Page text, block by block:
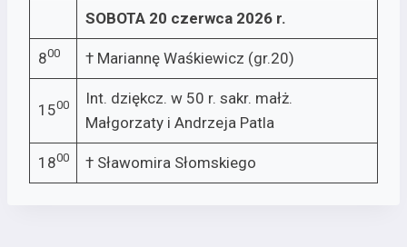
SOBOTA 20 czerwca 2026 r.
800 † Mariannę Waśkiewicz (gr.20)
1500
Int. dziękcz. w 50 r. sakr. małż.
Małgorzaty i Andrzeja Patla
1800 † Sławomira Słomskiego